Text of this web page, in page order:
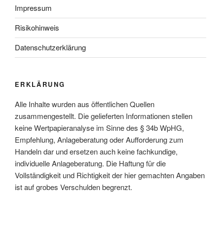
Impressum
Risikohinweis
Datenschutzerklärung
ERKLÄRUNG
Alle Inhalte wurden aus öffentlichen Quellen
zusammengestellt. Die gelieferten Informationen stellen
keine Wertpapieranalyse im Sinne des § 34b WpHG,
Empfehlung, Anlageberatung oder Aufforderung zum
Handeln dar und ersetzen auch keine fachkundige,
individuelle Anlageberatung. Die Haftung für die
Vollständigkeit und Richtigkeit der hier gemachten Angaben
ist auf grobes Verschulden begrenzt.